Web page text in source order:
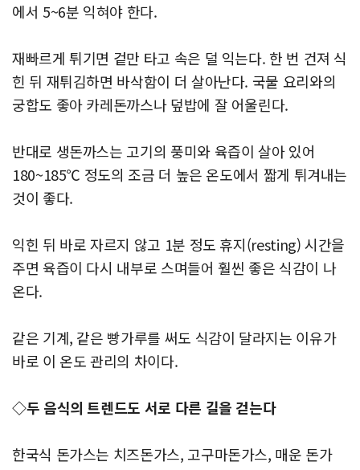
에서 5~6분 익혀야 한다.
재빠르게 튀기면 겉만 타고 속은 덜 익는다. 한 번 건져 식
힌 뒤 재튀김하면 바삭함이 더 살아난다. 국물 요리와의
궁합도 좋아 카레돈까스나 덮밥에 잘 어울린다.
반대로 생돈까스는 고기의 풍미와 육즙이 살아 있어
180~185℃ 정도의 조금 더 높은 온도에서 짧게 튀겨내는
것이 좋다.
익힌 뒤 바로 자르지 않고 1분 정도 휴지(resting) 시간을
주면 육즙이 다시 내부로 스며들어 훨씬 좋은 식감이 나
온다.
같은 기계, 같은 빵가루를 써도 식감이 달라지는 이유가
바로 이 온도 관리의 차이다.
◇두 음식의 트렌드도 서로 다른 길을 걷는다
한국식 돈가스는 치즈돈가스, 고구마돈가스, 매운 돈가